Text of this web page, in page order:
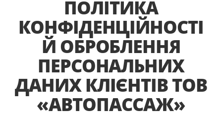
ПОЛІТИКА
КОНФІДЕНЦІЙНОСТІ
Й ОБРОБЛЕННЯ
ПЕРСОНАЛЬНИХ
ДАНИХ КЛІЄНТІВ ТОВ
«АВТОПАССАЖ»